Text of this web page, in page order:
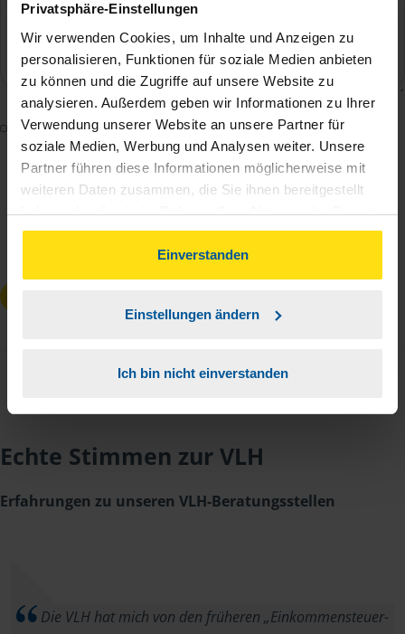
Privatsphäre-Einstellungen
Wir verwenden Cookies, um Inhalte und Anzeigen zu
personalisieren, Funktionen für soziale Medien anbieten
zu können und die Zugriffe auf unsere Website zu
analysieren. Außerdem geben wir Informationen zu Ihrer
Verwendung unserer Website an unsere Partner für
soziale Medien, Werbung und Analysen weiter. Unsere
Partner führen diese Informationen möglicherweise mit
weiteren Daten zusammen, die Sie ihnen bereitgestellt
haben oder die sie im Rahmen Ihrer Nutzung der Dienste
gesammelt haben. Indem Sie auf Einverstanden klicken,
können Sie der Verwendung von Cookies, gemäß
unserer➔ Datenschutzrichtliniezustimmen.
Einverstanden
Einstellungen ändern
Ich bin nicht einverstanden
Mit dem Absenden des Kontaktformulars erkläre ich
mich damit einverstanden, dass meine Daten zur
Bearbeitung meines Anliegens sowie zur internen
Analyse der Zugriffsquelle verwendet werden.
DieDatenschutzbestimmungenhabe ich zur
Kenntnis genommen.*
Echte Stimmen zur VLH
Erfahrungen zu unseren VLH-Beratungsstellen
Die VLH hat mich von den früheren „Einkommensteuer-